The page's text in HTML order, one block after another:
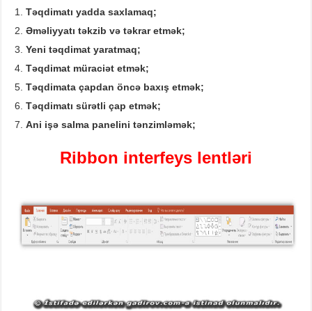
Təqdimatı yadda saxlamaq;
Əməliyyatı təkzib və təkrar etmək;
Yeni təqdimat yaratmaq;
Təqdimat müraciət etmək;
Təqdimata çapdan öncə baxış etmək;
Təqdimatı sürətli çap etmək;
Ani işə salma panelini tənzimləmək;
Ribbon interfeys lentləri